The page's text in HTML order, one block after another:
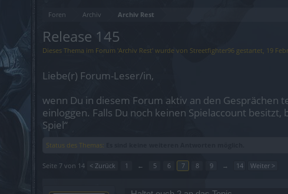
Foren Archiv Archiv Rest
Release 145
Dieses Thema im Forum 'Archiv Rest' wurde von Streetfighter96 gestartet, 19
Liebe(r) Forum-Leser/in,
wenn Du in diesem Forum aktiv an den Gesprächen
einloggen. Falls Du noch keinen Spielaccount
Spiel“
Status des Themas:
Seite 7 von 14 < Zurück 1 ← 5 6 7 8 9 → 14 Weiter >